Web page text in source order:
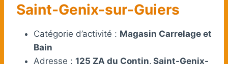
Saint-Genix-sur-Guiers
Catégorie d’activité : Magasin Carrelage et
Bain
Adresse : 125 ZA du Contin, Saint-Genix-